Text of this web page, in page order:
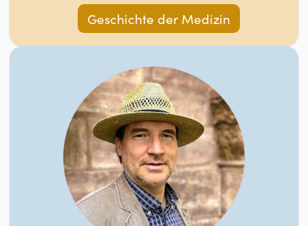
Geschichte der Medizin